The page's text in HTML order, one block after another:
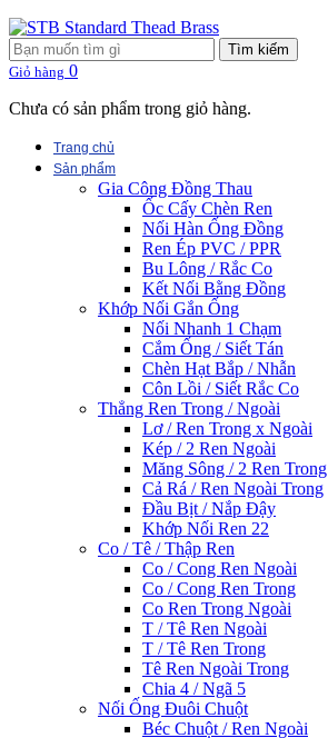
Tìm kiếm
Giỏ hàng 0
Chưa có sản phẩm trong giỏ hàng.
Trang chủ
Sản phẩm
Gia Công Đồng Thau
Ốc Cấy Chèn Ren
Nối Hàn Ống Đồng
Ren Ép PVC / PPR
Bu Lông / Rắc Co
Kết Nối Bằng Đồng
Khớp Nối Gắn Ống
Nối Nhanh 1 Chạm
Cắm Ống / Siết Tán
Chèn Hạt Bắp / Nhẫn
Côn Lồi / Siết Rắc Co
Thẳng Ren Trong / Ngoài
Lơ / Ren Trong x Ngoài
Kép / 2 Ren Ngoài
Măng Sông / 2 Ren Trong
Cả Rá / Ren Ngoài Trong
Đầu Bịt / Nắp Đậy
Khớp Nối Ren 22
Co / Tê / Thập Ren
Co / Cong Ren Ngoài
Co / Cong Ren Trong
Co Ren Trong Ngoài
T / Tê Ren Ngoài
T / Tê Ren Trong
Tê Ren Ngoài Trong
Chia 4 / Ngã 5
Nối Ống Đuôi Chuột
Béc Chuột / Ren Ngoài